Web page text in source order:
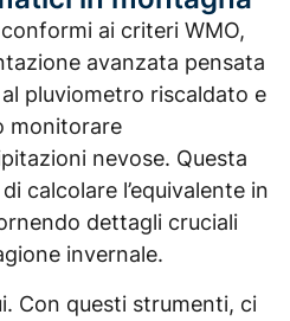
ai criteri WMO,
avanzata pensata
pluviometro riscaldato e
monitorare
nevose. Questa
calcolare l’equivalente in
dettagli cruciali
invernale.
Con questi strumenti, ci